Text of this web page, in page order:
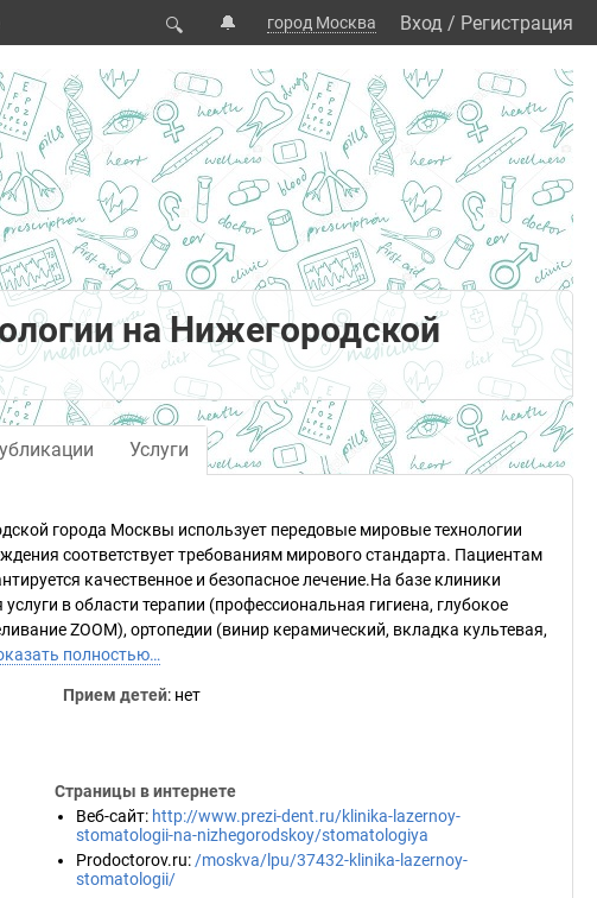
🔍 🔔 город Москва Вход / Регистрация
на Нижегородской
Услуги
города Москвы использует передовые мировые технологии
соответствует требованиям мирового стандарта. Пациентам
качественное и безопасное лечение.На базе клиники
в области терапии (профессиональная гигиена, глубокое
ZOOM), ортопедии (винир керамический, вкладка культевая,
полностью…
Прием детей: нет
Страницы в интернете
Веб-сайт: http://www.prezi-dent.ru/klinika-lazernoy-
stomatologii-na-nizhegorodskoy/stomatologiya
Prodoctorov.ru: /moskva/lpu/37432-klinika-lazernoy-
stomatologii/